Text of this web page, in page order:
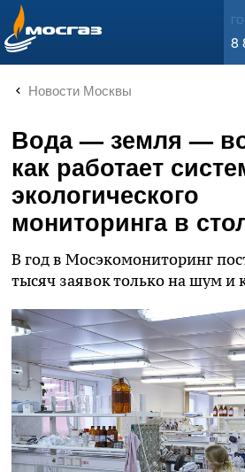
info@mos-gaz.ru
8
Новости Москвы
Вода — земля —
как работает
экологического
мониторинга в
В год в Мосэкомониторинг
тысяч заявок только на шум и